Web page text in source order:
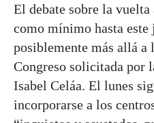
El debate sobre la
como mínimo hasta este
posiblemente más allá a
Congreso solicitada por
Isabel Celáa. El lunes
incorporarse a los